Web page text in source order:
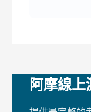
阿摩線上